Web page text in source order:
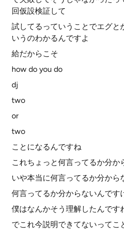
回仮設検証して
試してるっていうことでエグと
いうのわかるんですよ
給だからこそ
how do you do
dj
two
or
two
ことになるんですね
これちょっと何言ってるか分
いや本当に何言ってるか分から
何言ってるか分からないんです
僕はなんかそう理解したんです
でこれ今説明できてないってこ